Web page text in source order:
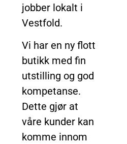
jobber lokalt i
Vestfold.
Vi har en ny flott
butikk med fin
utstilling og god
kompetanse.
Dette gjør at
våre kunder kan
komme innom